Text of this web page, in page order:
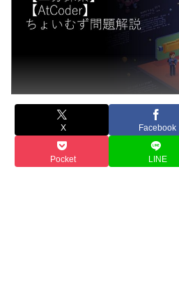
X Facebook
Pocket LINE